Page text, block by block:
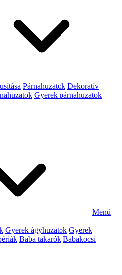
Párnahuzatok Dekoratív
Gyerek párnahuzatok
Menü
Gyerek ágyhuzatok Gyerek
Baba takarók Babakocsi